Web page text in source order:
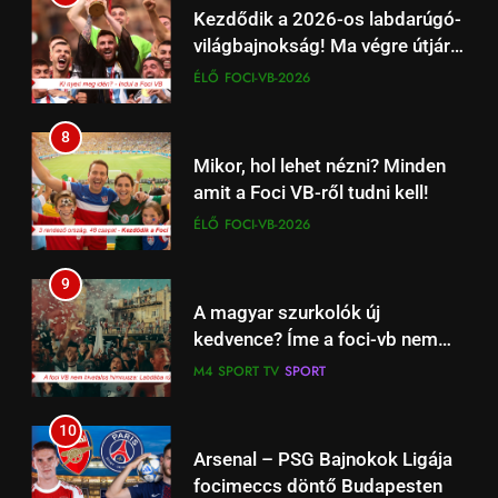
Kezdődik a 2026-os labdarúgó-
világbajnokság! Ma végre útjára
indul a labda a Mexikó – Dél
ÉLŐ FOCI-VB-2026
8
Mikor, hol lehet nézni? Minden
amit a Foci VB-ről tudni kell!
ÉLŐ FOCI-VB-2026
9
A magyar szurkolók új
kedvence? Íme a foci-vb nem
hivatalos magyar dala
M4 SPORT TV SPORT
10
Arsenal – PSG Bajnokok Ligája
focimeccs döntő Budapesten
16
Niksen – A tudatos
semmittevés művészete, ami
segít visszatalálni
17
Work‑life integration: a munka
és a magánélet új egyensúlya a
fiataloknál
18
Családpolitikai nagyágyú:
Tényleg Európa legnagyobb
adókedvezménye jött most el?
1
Kedves John! 2010 Film –